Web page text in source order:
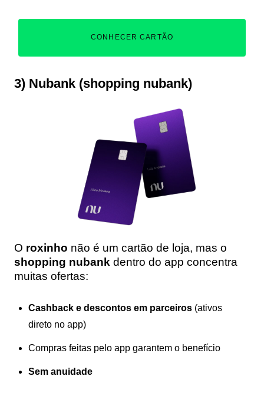
CONHECER CARTÃO
3) Nubank (shopping nubank)
O roxinho não é um cartão de loja, mas o
shopping nubank dentro do app concentra
muitas ofertas:
Cashback e descontos em parceiros (ativos
direto no app)
Compras feitas pelo app garantem o benefício
Sem anuidade